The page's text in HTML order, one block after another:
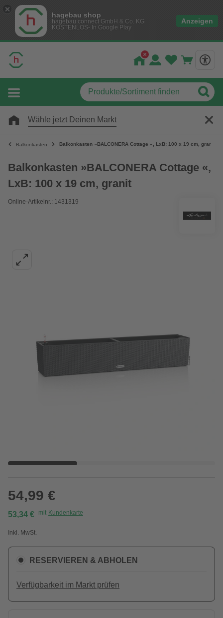
hagebau shop
hagebau connect GmbH & Co. KG
KOSTENLOS- In Google Play
Anzeigen
Wähle jetzt Deinen Markt
Balkonkästen Balkonkasten »BALCONERA Cottage «, LxB: 100 x 19 cm, granit
Balkonkasten »BALCONERA Cottage «,
LxB: 100 x 19 cm, granit
Online-Artikelnr.: 1431319
54,99 €
53,34 € mit Kundenkarte
Inkl. MwSt.
RESERVIEREN & ABHOLEN
Verfügbarkeit im Markt prüfen